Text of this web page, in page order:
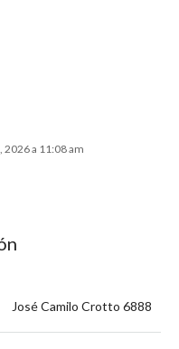
2026 a 11:08 am
José Camilo Crotto 6888